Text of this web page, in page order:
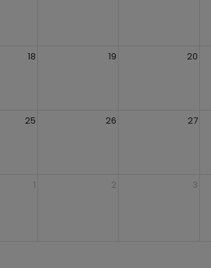
18 19 20
25 26 27
1 2 3